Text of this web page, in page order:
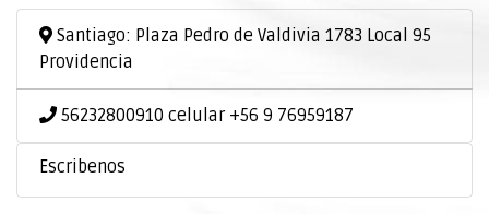
Santiago: Plaza Pedro de Valdivia 1783 Local 95
Providencia
56232800910 celular +56 9 76959187
Escribenos